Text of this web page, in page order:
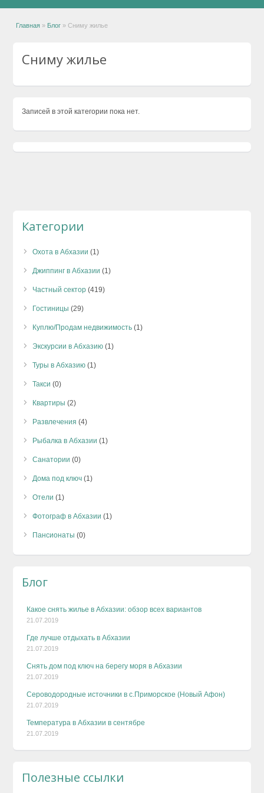
Главная » Блог »Сниму жилье
Сниму жилье
Записей в этой категории пока нет.
Категории
Охота в Абхазии (1)
Джиппинг в Абхазии (1)
Частный сектор (419)
Гостиницы (29)
Куплю/Продам недвижимость (1)
Экскурсии в Абхазию (1)
Туры в Абхазию (1)
Такси (0)
Квартиры (2)
Развлечения (4)
Рыбалка в Абхазии (1)
Санатории (0)
Дома под ключ (1)
Отели (1)
Фотограф в Абхазии (1)
Пансионаты (0)
Блог
Какое снять жилье в Абхазии: обзор всех вариантов
21.07.2019
Где лучше отдыхать в Абхазии
21.07.2019
Снять дом под ключ на берегу моря в Абхазии
21.07.2019
Сероводородные источники в с.Приморское (Новый Афон)
21.07.2019
Температура в Абхазии в сентябре
21.07.2019
Полезные ссылки